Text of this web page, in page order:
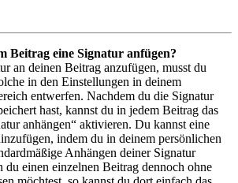
Beitrag eine Signatur anfügen?
an deinen Beitrag anzufügen, musst du
in den Einstellungen in deinem
entwerfen. Nachdem du die Signatur
hast, kannst du in jedem Beitrag das
anhängen“ aktivieren. Du kannst eine
indem du in deinem persönlichen
Anhängen deiner Signatur
du einen einzelnen Beitrag dennoch ohne